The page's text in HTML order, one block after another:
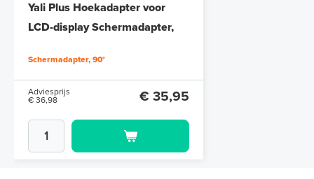
Yali Plus Hoekadapter voor
LCD-display Schermadapter,
Schermadapter, 90°
Adviesprijs
€ 36,98
€ 35,95